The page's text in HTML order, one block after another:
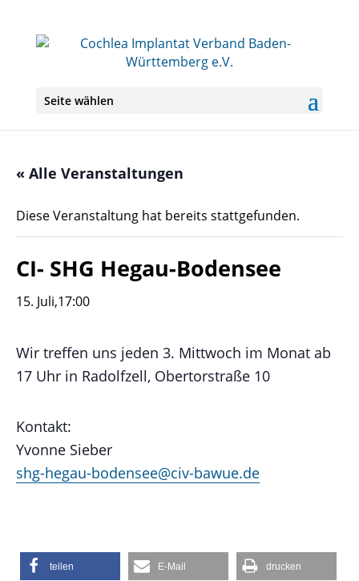
Seite wählen
« Alle Veranstaltungen
Diese Veranstaltung hat bereits stattgefunden.
CI- SHG Hegau-Bodensee
15. Juli,17:00
Wir treffen uns jeden 3. Mittwoch im Monat ab
17 Uhr in Radolfzell, Obertorstraße 10
Kontakt:
Yvonne Sieber
shg-hegau-bodensee@civ-bawue.de
teilen E-Mail drucken